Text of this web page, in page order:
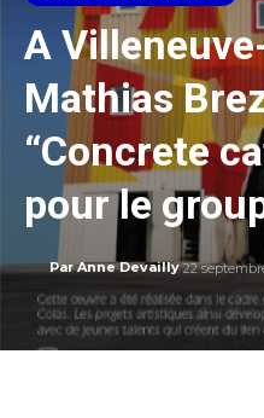
A
Mathias
“Concrete
pour le
Par Anne Devailly 22